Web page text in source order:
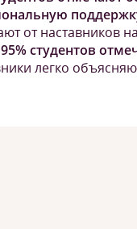
от наставников
студентов
легко